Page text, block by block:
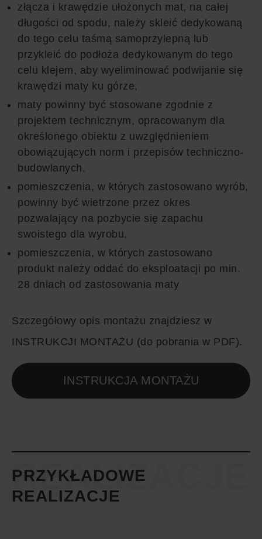
złącza i krawędzie ułożonych mat, na całej
długości od spodu, należy skleić dedykowaną
do tego celu taśmą samoprzylepną lub
przykleić do podłoża dedykowanym do tego
celu klejem, aby wyeliminować podwijanie się
krawędzi maty ku górze,
maty powinny być stosowane zgodnie z
projektem technicznym, opracowanym dla
określonego obiektu z uwzględnieniem
obowiązujących norm i przepisów techniczno-
budowlanych,
pomieszczenia, w których zastosowano wyrób,
powinny być wietrzone przez okres
pozwalający na pozbycie się zapachu
swoistego dla wyrobu,
pomieszczenia, w których zastosowano
produkt należy oddać do eksploatacji po min.
28 dniach od zastosowania maty
Szczegółowy opis montażu znajdziesz w
INSTRUKCJI MONTAŻU (do pobrania w PDF).
INSTRUKCJA MONTAŻU
REALIZACJE
PRZYKŁADOWE
REALIZACJE